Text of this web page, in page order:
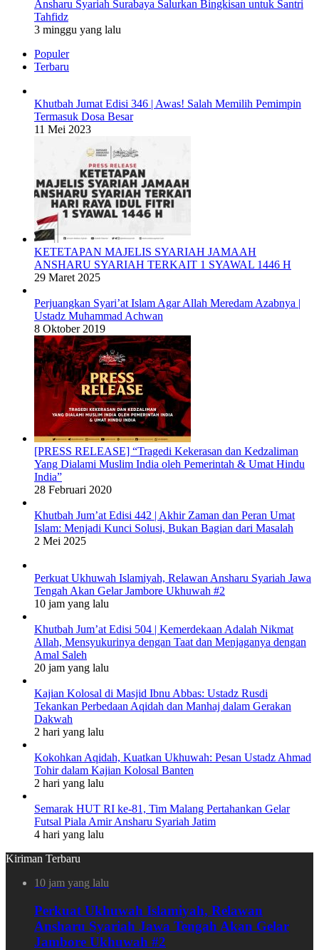
Ansharu Syariah Surabaya Salurkan Bingkisan untuk Santri
Tahfidz
3 minggu yang lalu
Populer
Terbaru
Khutbah Jumat Edisi 346 | Awas! Salah Memilih Pemimpin
Termasuk Dosa Besar
11 Mei 2023
KETETAPAN MAJELIS SYARIAH JAMAAH
ANSHARU SYARIAH TERKAIT 1 SYAWAL 1446 H
29 Maret 2025
Perjuangkan Syari’at Islam Agar Allah Meredam Azabnya |
Ustadz Muhammad Achwan
8 Oktober 2019
[PRESS RELEASE] “Tragedi Kekerasan dan Kedzaliman
Yang Dialami Muslim India oleh Pemerintah & Umat Hindu
India”
28 Februari 2020
Khutbah Jum’at Edisi 442 | Akhir Zaman dan Peran Umat
Islam: Menjadi Kunci Solusi, Bukan Bagian dari Masalah
2 Mei 2025
Perkuat Ukhuwah Islamiyah, Relawan Ansharu Syariah Jawa
Tengah Akan Gelar Jambore Ukhuwah #2
10 jam yang lalu
Khutbah Jum’at Edisi 504 | Kemerdekaan Adalah Nikmat
Allah, Mensyukurinya dengan Taat dan Menjaganya dengan
Amal Saleh
20 jam yang lalu
Kajian Kolosal di Masjid Ibnu Abbas: Ustadz Rusdi
Tekankan Perbedaan Aqidah dan Manhaj dalam Gerakan
Dakwah
2 hari yang lalu
Kokohkan Aqidah, Kuatkan Ukhuwah: Pesan Ustadz Ahmad
Tohir dalam Kajian Kolosal Banten
2 hari yang lalu
Semarak HUT RI ke-81, Tim Malang Pertahankan Gelar
Futsal Piala Amir Ansharu Syariah Jatim
4 hari yang lalu
Kiriman Terbaru
10 jam yang lalu
Perkuat Ukhuwah Islamiyah, Relawan
Ansharu Syariah Jawa Tengah Akan Gelar
Jambore Ukhuwah #2